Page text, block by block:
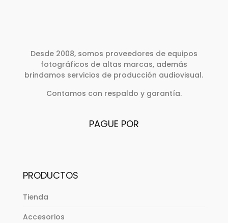
Desde 2008, somos proveedores de equipos
fotográficos de altas marcas, además
brindamos servicios de producción audiovisual.
Contamos con respaldo y garantía.
PAGUE POR
PRODUCTOS
Tienda
Accesorios